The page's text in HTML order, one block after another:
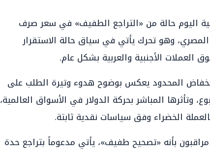
اليوم حالة من «التراجع الطفيف» في سعر صرف
المصري، وهو تحرك يأتي في سياق حالة الاستقرار
الأجنبية والعربية بشكل عام.
المحدود يعكس بوضوح هدوء وتيرة الطلب على
وتأثرها المباشر بحركة الدولار في الأسواق العالمية،
الخضراء وفق سياسات نقدية ثابتة.
بأنه «تصحيح طفيف»، يأتي مدعوماً بتراجع حدة